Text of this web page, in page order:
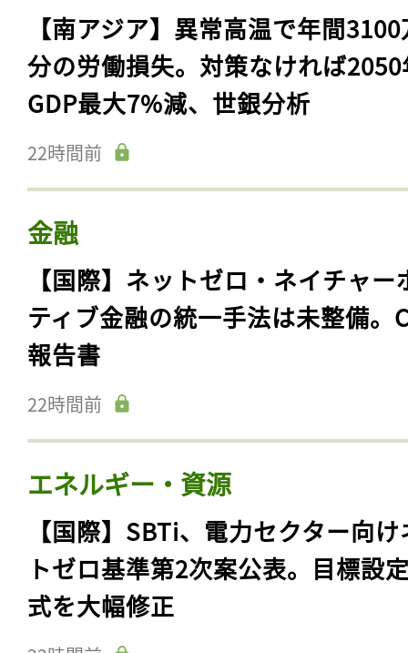
【南アジア】異常高温で年間
分の労働損失。対策なければ
GDP最大7%減、世銀分析
22時間前
金融
【国際】ネットゼロ・ネイチャー
ティブ金融の統一手法は未整備。
報告書
22時間前
エネルギー・資源
【国際】SBTi、電力セクター向
トゼロ基準第2次案公表。目標設
式を大幅修正